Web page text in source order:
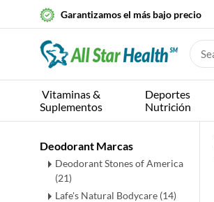
Garantizamos el más bajo precio
Vitaminas &
Suplementos
Deportes
Nutrición
Deodorant Marcas
Deodorant Stones of America
(21)
Lafe's Natural Bodycare (14)